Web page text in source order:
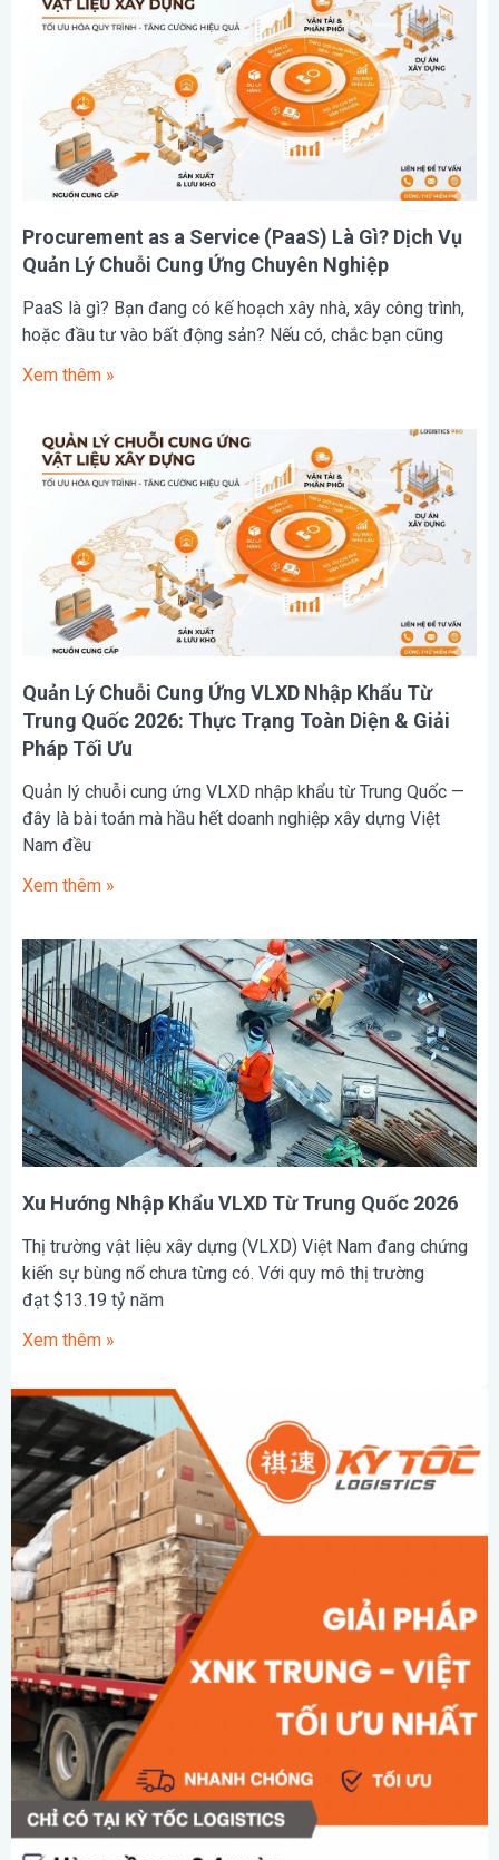
Procurement as a Service (PaaS) Là Gì? Dịch Vụ
Quản Lý Chuỗi Cung Ứng Chuyên Nghiệp
PaaS là gì? Bạn đang có kế hoạch xây nhà, xây công trình,
hoặc đầu tư vào bất động sản? Nếu có, chắc bạn cũng
Xem thêm »
Quản Lý Chuỗi Cung Ứng VLXD Nhập Khẩu Từ
Trung Quốc 2026: Thực Trạng Toàn Diện & Giải
Pháp Tối Ưu
Quản lý chuỗi cung ứng VLXD nhập khẩu từ Trung Quốc —
đây là bài toán mà hầu hết doanh nghiệp xây dựng Việt
Nam đều
Xem thêm »
Xu Hướng Nhập Khẩu VLXD Từ Trung Quốc 2026
Thị trường vật liệu xây dựng (VLXD) Việt Nam đang chứng
kiến sự bùng nổ chưa từng có. Với quy mô thị trường
đạt $13.19 tỷ năm
Xem thêm »